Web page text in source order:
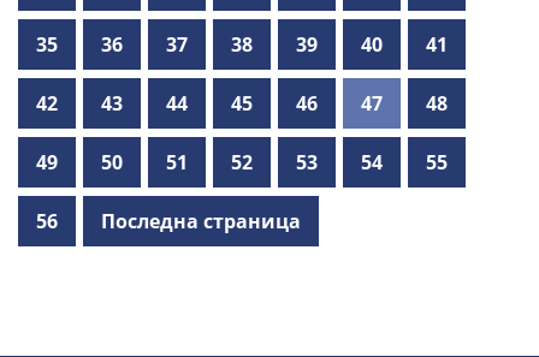
35 36 37 38 39 40 41
42 43 44 45 46 47 48
49 50 51 52 53 54 55
56 Последна страница